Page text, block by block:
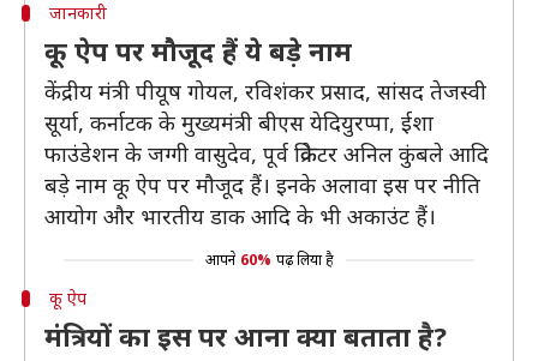
जानकारी
कू ऐप पर मौजूद हैं ये बड़े नाम
केंद्रीय मंत्री पीयूष गोयल, रविशंकर प्रसाद, सांसद तेजस्वी
सूर्या, कर्नाटक के मुख्यमंत्री बीएस येदियुरप्पा, ईशा
फाउंडेशन के जग्गी वासुदेव, पूर्व क्रिकेटर अनिल कुंबले आदि
बड़े नाम कू ऐप पर मौजूद हैं। इनके अलावा इस पर नीति
आयोग और भारतीय डाक आदि के भी अकाउंट हैं।
आपने 60% पढ़ लिया है
कू ऐप
मंत्रियों का इस पर आना क्या बताता है?